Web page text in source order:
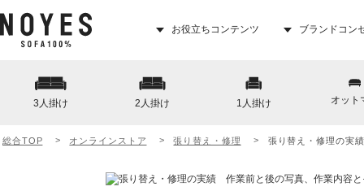
お役立ちコンテンツ ブランドコン
3人掛け 2人掛け 1人掛け オット
総合TOP オンラインストア 張り替え・修理 張り替え・修理の実績